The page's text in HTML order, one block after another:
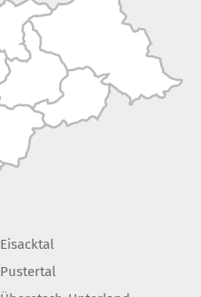
Eisacktal
Pustertal